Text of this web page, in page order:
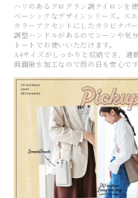
ハリのあるグログラン調ナイロンを
ベーシックなデザインシリーズ。ス
カラーアクセントにしたカラビナパー
調整ハンドルがあるのでシーンや気
トートでお使いいただけます。
A4サイズがしっかりと収納でき、通
両面撥水加工なので雨の日も安心です